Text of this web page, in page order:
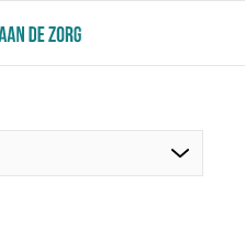
Vakblad over bouw en